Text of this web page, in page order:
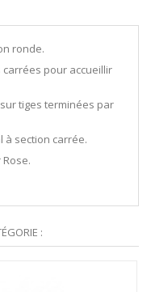
ronde.
pour accueillir
tiges terminées par
à section carrée.
: